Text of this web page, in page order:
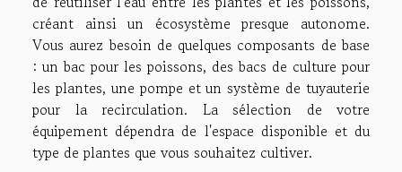
créant ainsi un écosystème presque autonome.
Vous aurez besoin de quelques composants de base
: un bac pour les poissons, des bacs de culture pour
les plantes, une pompe et un système de tuyauterie
pour la recirculation. La sélection de votre
équipement dépendra de l'espace disponible et du
type de plantes que vous souhaitez cultiver.